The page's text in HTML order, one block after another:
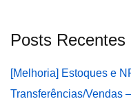
Posts Recentes
[Melhoria] Estoques e
Transferências/Vendas